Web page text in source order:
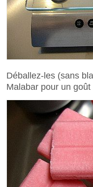
Déballez-les (sans
Malabar pour un